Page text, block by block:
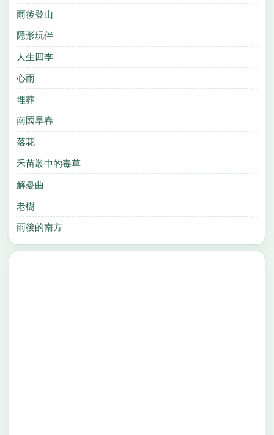
雨後登山
隱形玩伴
人生四季
心雨
埋葬
南國早春
落花
禾苗叢中的毒草
解憂曲
老樹
雨後的南方